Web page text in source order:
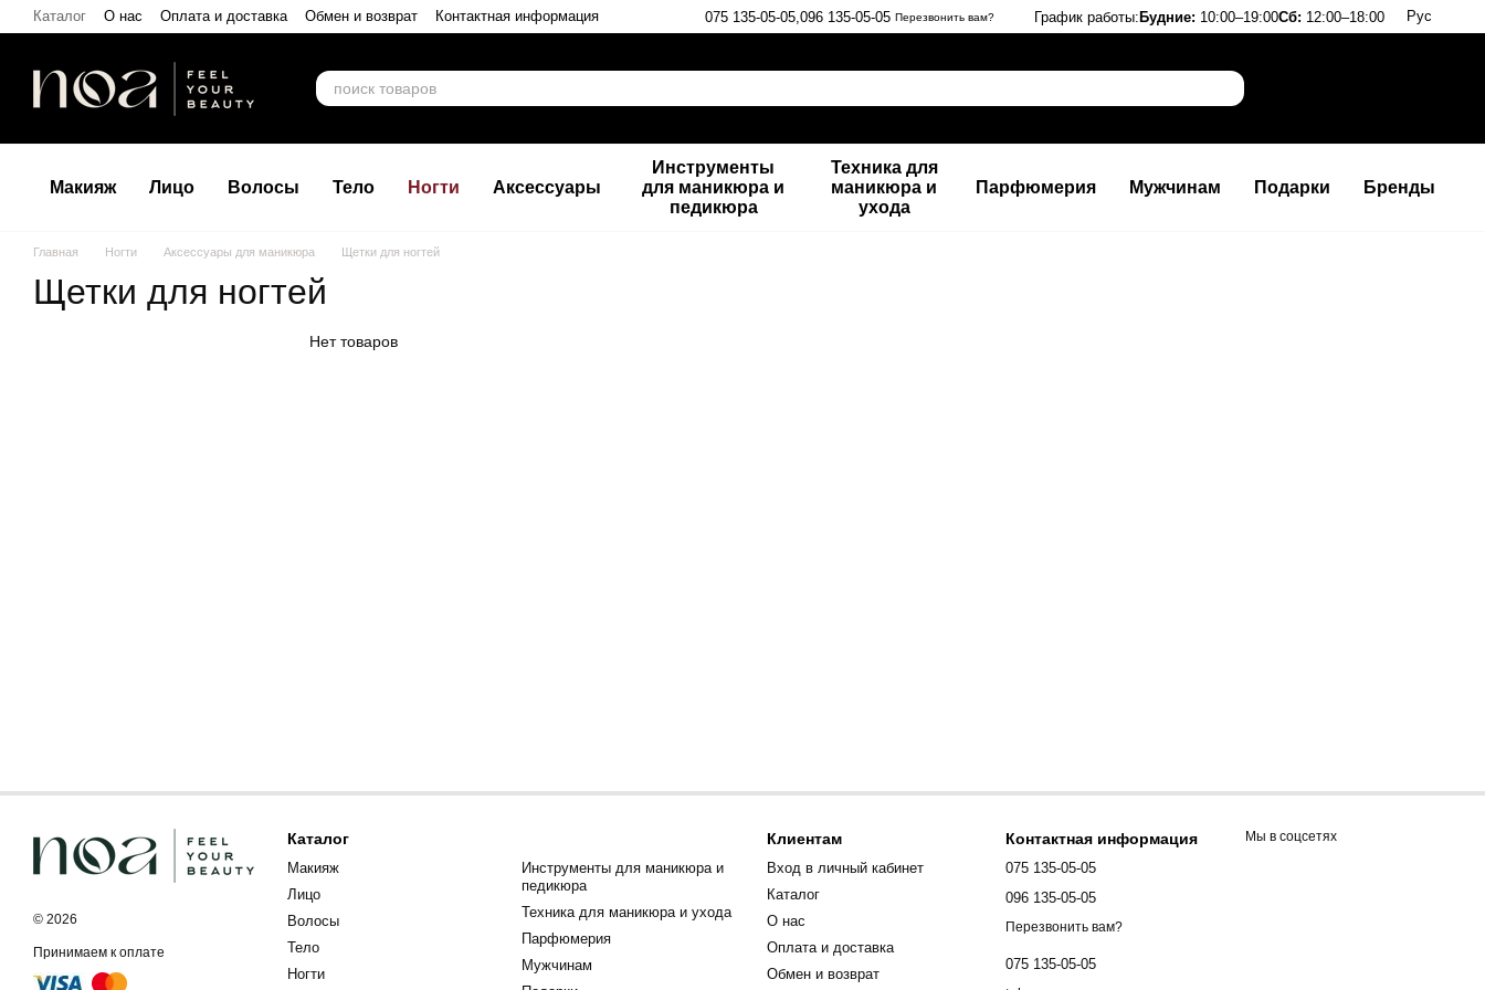
Перейти к основному контенту
Каталог О нас Оплата и доставка Обмен и возврат Контактная информация 075 135-05-05, 096 135-05-05 Перезвонить вам? График работы:Будние: 10:00–19:00Сб: 12:00–18:00 Рус
Макияж Лицо Волосы Тело Ногти Аксессуары
Инструменты
для маникюра и
педикюра
Техника для
маникюра и
ухода
Парфюмерия Мужчинам Подарки Бренды
Главная Ногти Аксессуары для маникюра Щетки для ногтей
Щетки для ногтей
Нет товаров
© 2026
Принимаем к оплате
Каталог
Макияж
Лицо
Волосы
Тело
Ногти
Инструменты для маникюра и
педикюра
Техника для маникюра и ухода
Парфюмерия
Мужчинам
Клиентам
Вход в личный кабинет
Каталог
О нас
Оплата и доставка
Обмен и возврат
Контактная информация
075 135-05-05
096 135-05-05
Перезвонить вам?
075 135-05-05
Мы в соцсетях